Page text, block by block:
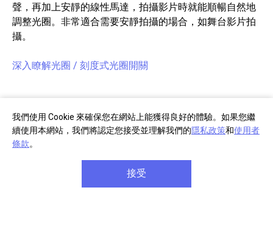
我們使用 Cookie 來確保您在網站上能獲得良好的體驗。如果您繼
續使用本網站，我們將認定您接受並理解我們的隱私政策和使用者
條款。
接受
聲，再加上安靜的線性馬達，拍攝影片時就能順暢自然地
調整光圈。非常適合需要安靜拍攝的場合，如舞台影片拍
攝。
深入瞭解光圈 / 刻度式光圈開關